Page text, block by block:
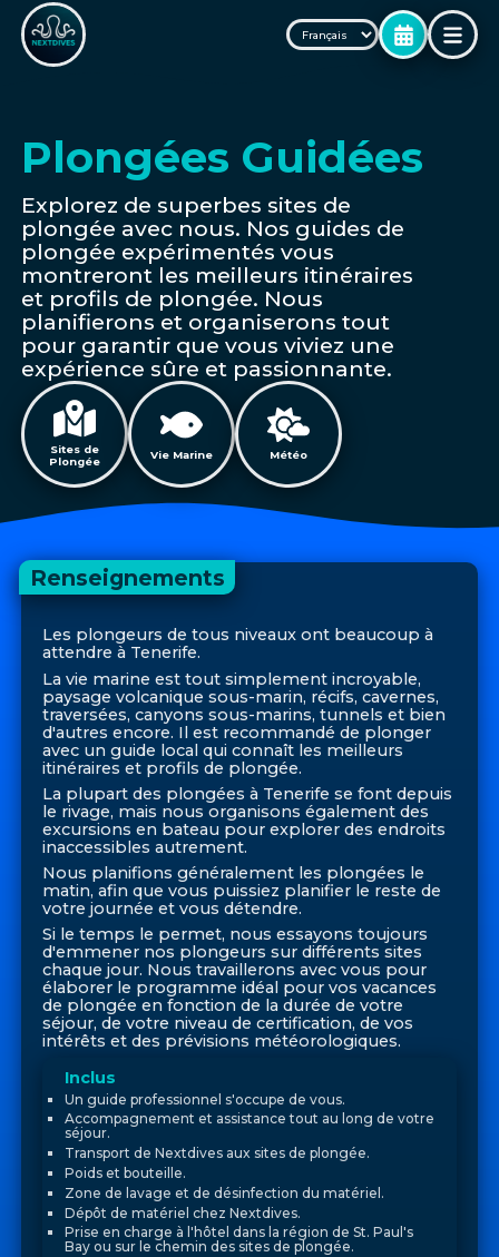
Plongées Guidées
Explorez de superbes sites de
plongée avec nous. Nos guides de
plongée expérimentés vous
montreront les meilleurs itinéraires
et profils de plongée. Nous
planifierons et organiserons tout
pour garantir que vous viviez une
expérience sûre et passionnante.
Sites de
Plongée
Vie Marine Météo
Renseignements
Les plongeurs de tous niveaux ont beaucoup à
attendre à Tenerife.
La vie marine est tout simplement incroyable,
paysage volcanique sous-marin, récifs, cavernes,
traversées, canyons sous-marins, tunnels et bien
d'autres encore. Il est recommandé de plonger
avec un guide local qui connaît les meilleurs
itinéraires et profils de plongée.
La plupart des plongées à Tenerife se font depuis
le rivage, mais nous organisons également des
excursions en bateau pour explorer des endroits
inaccessibles autrement.
Nous planifions généralement les plongées le
matin, afin que vous puissiez planifier le reste de
votre journée et vous détendre.
Si le temps le permet, nous essayons toujours
d'emmener nos plongeurs sur différents sites
chaque jour. Nous travaillerons avec vous pour
élaborer le programme idéal pour vos vacances
de plongée en fonction de la durée de votre
séjour, de votre niveau de certification, de vos
intérêts et des prévisions météorologiques.
Inclus
Un guide professionnel s'occupe de vous.
Accompagnement et assistance tout au long de votre
séjour.
Transport de Nextdives aux sites de plongée.
Poids et bouteille.
Zone de lavage et de désinfection du matériel.
Dépôt de matériel chez Nextdives.
Prise en charge à l'hôtel dans la région de St. Paul's
Bay ou sur le chemin des sites de plongée.